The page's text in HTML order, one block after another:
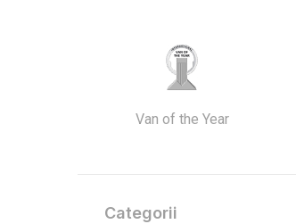
Van of the Year
Categorii